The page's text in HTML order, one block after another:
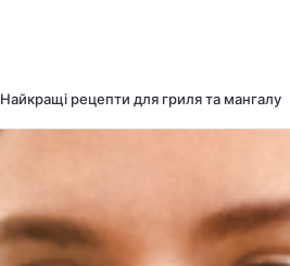
Найкращі рецепти для гриля та мангалу